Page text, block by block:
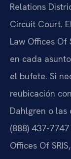
Relations
Circuit Court.
Law Offices Of
en cada
el bufete. Si
reubicación
Dahlgren o
(888) 437-
Offices Of